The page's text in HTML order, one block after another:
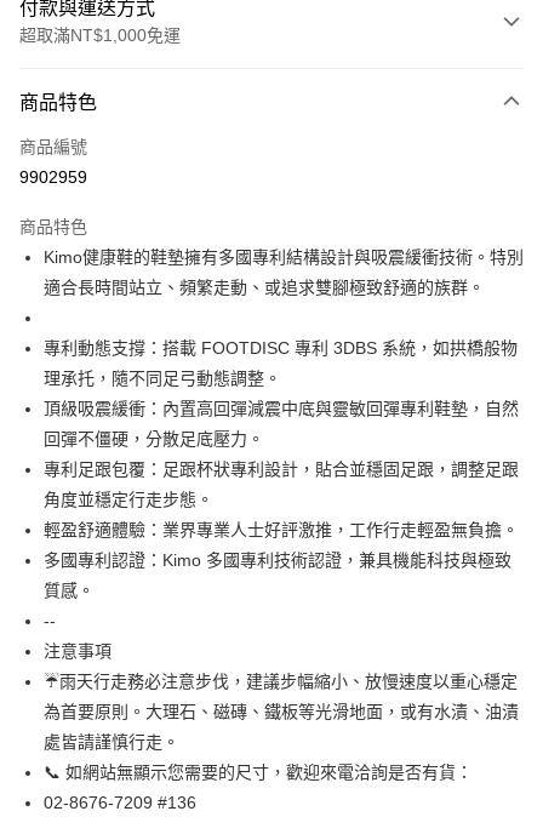
付款與運送方式
超取滿NT$1,000免運
信用卡一次付款
信用卡分期付款
合作金庫商業銀行
華南商業銀行
彰化商業銀行
上海商業儲蓄銀行
台北富邦商業銀行
臺灣中小企業銀行
台中商業銀行
匯豐（台灣）商業銀行
聯邦商業銀行
元大商業銀行
永豐商業銀行
玉山商業銀行
台新國際商業銀行
中國信託商業銀行
台灣樂天信用卡公司
超商取貨付款
LINE Pay
Apple Pay
街口支付
Google Pay
【關於「AFTEE先享後付」】
AFTEE先享後付是「在收到商品之後才付款」的支付方式。 讓您購物簡單
便利好安心！
２．便利：只要手機號碼，簡訊認證，即可結帳。
３．安心：先確認商品／服務後，再付款。
【「AFTEE先享後付」結帳流程】
１．於結帳方式選擇「AFTEE先享後付」後，將跳轉至「AFTEE先享後付」
結帳頁面，進行簡訊認證並確認金額後，即可完成結帳。
３．收到繳費通知簡訊後14天內，點擊此簡訊中的連結，可透過四大超商／
ATM付款
運送方式
全家取貨付款
每筆NT$60，滿NT$1,000(含以上)免運費
7-11取貨付款
商品特色
商品編號
9902959
商品特色
Kimo健康鞋的鞋墊擁有多國專利結構設計與吸震緩衝技術。特別
適合長時間站立、頻繁走動、或追求雙腳極致舒適的族群。
專利動態支撐：搭載 FOOTDISC 專利 3DBS 系統，如拱橋般物
理承托，隨不同足弓動態調整。
頂級吸震緩衝：內置高回彈減震中底與靈敏回彈專利鞋墊，自然
回彈不僵硬，分散足底壓力。
專利足跟包覆：足跟杯狀專利設計，貼合並穩固足跟，調整足跟
角度並穩定行走步態。
輕盈舒適體驗：業界專業人士好評激推，工作行走輕盈無負擔。
多國專利認證：Kimo 多國專利技術認證，兼具機能科技與極致
質感。
--
注意事項
☔雨天行走務必注意步伐，建議步幅縮小、放慢速度以重心穩定
為首要原則。大理石、磁磚、鐵板等光滑地面，或有水漬、油漬
處皆請謹慎行走。
📞 如網站無顯示您需要的尺寸，歡迎來電洽詢是否有貨：
02-8676-7209 #136